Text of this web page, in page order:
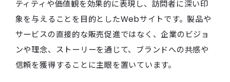
ティティや価値観を効果的に表現し、訪問者に深い印
象を与えることを目的としたWebサイトです。製品や
サービスの直接的な販売促進ではなく、企業のビジョ
ンや理念、ストーリーを通じて、ブランドへの共感や
信頼を獲得することに主眼を置いています。